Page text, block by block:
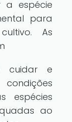
a espécie
para
As
cuidar e
espécies
ao